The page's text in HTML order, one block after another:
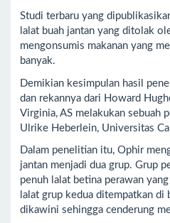
Studi terbaru yang
lalat buah jantan yang ditolak
mengonsumis makanan yang
banyak.
Demikian kesimpulan hasil
dan rekannya dari Howard
Virginia, AS melakukan sebuah
Ulrike Heberlein, Universitas
Dalam penelitian itu, Ophir
jantan menjadi dua grup. Grup
penuh lalat betina perawan
lalat grup kedua ditempatkan di
dikawini sehingga cenderung